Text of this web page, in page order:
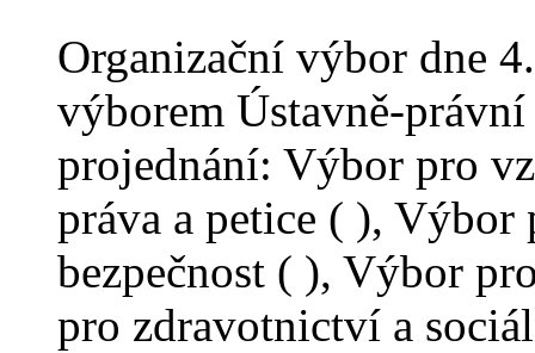
Organizační výbor dne
výborem Ústavně-
projednání: Výbor pro
práva a petice ( ), Výbor
bezpečnost ( ), Výbor
pro zdravotnictví a